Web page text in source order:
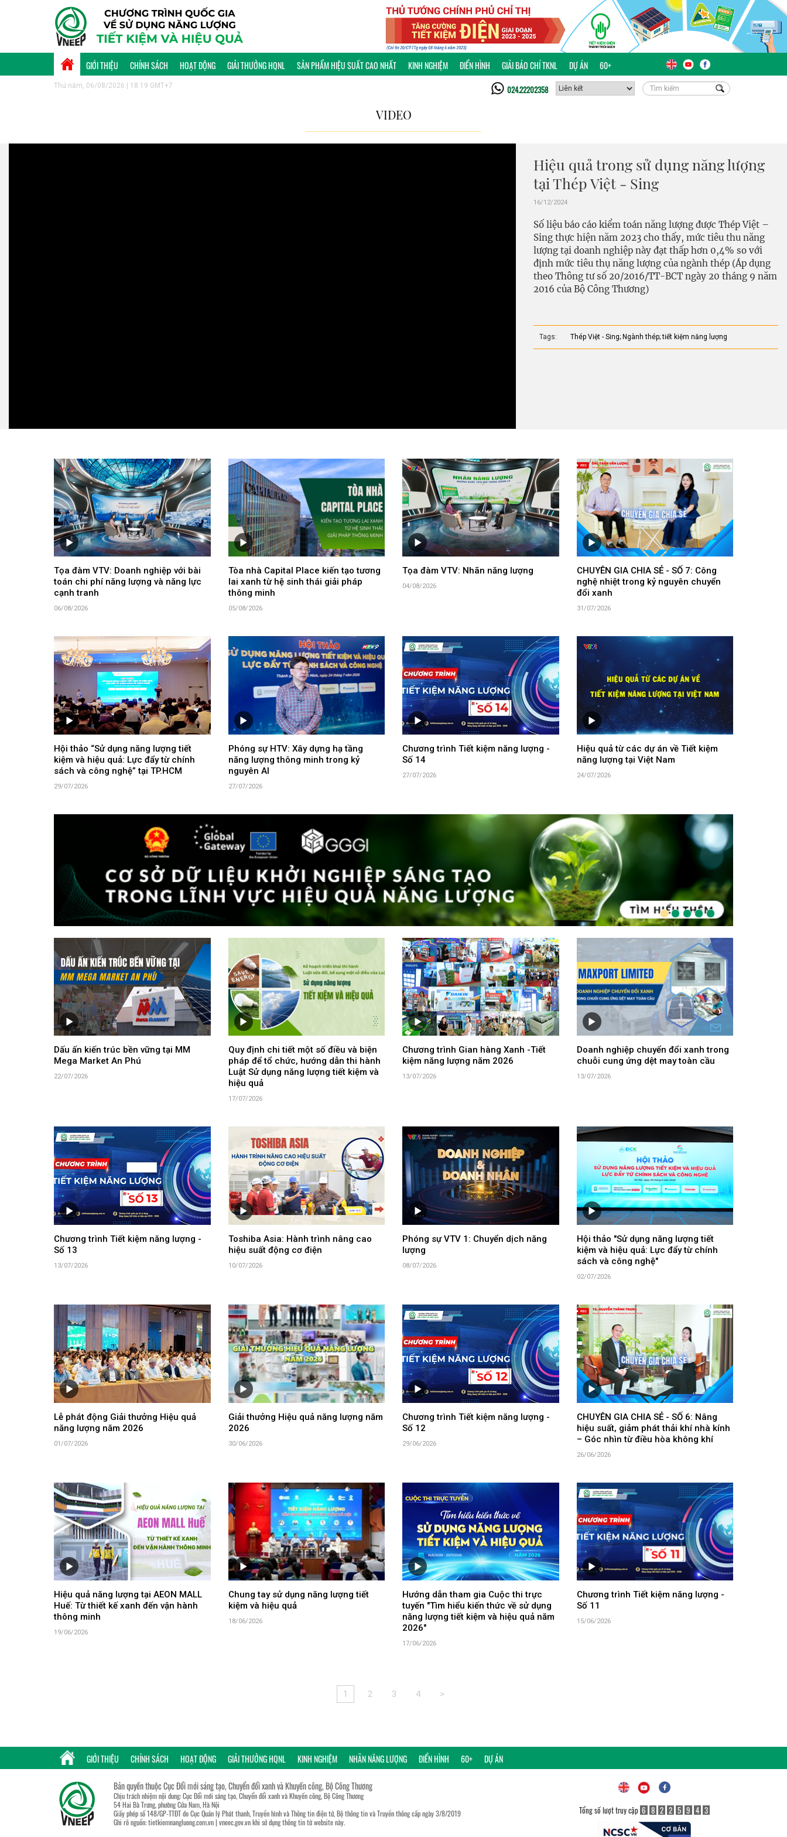
GIỚI THIỆU CHÍNH SÁCH HOẠT ĐỘNG GIẢI THƯỞNG HQNL SẢN PHẨM HIỆU SUẤT CAO NHẤT KINH NGHIỆM ĐIỂN HÌNH GIẢI BÁO CHÍ TKNL DỰ ÁN 60+
Thứ năm, 06/08/2026 | 18:19 GMT+7 024.22202358
VIDEO
Hiệu quả trong sử dụng năng lượng
tại Thép Việt - Sing
16/12/2024
Số liệu báo cáo kiểm toán năng lượng được Thép Việt –
Sing thực hiện năm 2023 cho thấy, mức tiêu thu năng
lượng tại doanh nghiệp này đạt thấp hơn 0,4% so với
định mức tiêu thụ năng lượng của ngành thép (Áp dụng
theo Thông tư số 20/2016/TT-BCT ngày 20 tháng 9 năm
2016 của Bộ Công Thương)
Tags: Thép Việt - Sing; Ngành thép; tiết kiệm năng lượng
Tọa đàm VTV: Doanh nghiệp với bài
toán chi phí năng lượng và năng lực
cạnh tranh
06/08/2026
Tòa nhà Capital Place kiến tạo tương
lai xanh từ hệ sinh thái giải pháp
thông minh
05/08/2026
Tọa đàm VTV: Nhãn năng lượng
04/08/2026
CHUYÊN GIA CHIA SẺ - SỐ 7: Công
nghệ nhiệt trong kỷ nguyên chuyển
đổi xanh
31/07/2026
Hội thảo “Sử dụng năng lượng tiết
kiệm và hiệu quả: Lực đẩy từ chính
sách và công nghệ” tại TP.HCM
29/07/2026
Phóng sự HTV: Xây dựng hạ tầng
năng lượng thông minh trong kỷ
nguyên AI
27/07/2026
Chương trình Tiết kiệm năng lượng -
Số 14
27/07/2026
Hiệu quả từ các dự án về Tiết kiệm
năng lượng tại Việt Nam
24/07/2026
Dấu ấn kiến trúc bền vững tại MM
Mega Market An Phú
22/07/2026
Quy định chi tiết một số điều và biện
pháp để tổ chức, hướng dẫn thi hành
Luật Sử dụng năng lượng tiết kiệm và
hiệu quả
17/07/2026
Chương trình Gian hàng Xanh -Tiết
kiệm năng lượng năm 2026
13/07/2026
Doanh nghiệp chuyển đổi xanh trong
chuỗi cung ứng dệt may toàn cầu
13/07/2026
Chương trình Tiết kiệm năng lượng -
Số 13
13/07/2026
Toshiba Asia: Hành trình nâng cao
hiệu suất động cơ điện
10/07/2026
Phóng sự VTV 1: Chuyển dịch năng
lượng
08/07/2026
Hội thảo "Sử dụng năng lượng tiết
kiệm và hiệu quả: Lực đẩy từ chính
sách và công nghệ"
02/07/2026
Lễ phát động Giải thưởng Hiệu quả
năng lượng năm 2026
01/07/2026
Giải thưởng Hiệu quả năng lượng năm
2026
30/06/2026
Chương trình Tiết kiệm năng lượng -
Số 12
29/06/2026
CHUYÊN GIA CHIA SẺ - SỐ 6: Nâng
hiệu suất, giảm phát thải khí nhà kính
– Góc nhìn từ điều hòa không khí
26/06/2026
Hiệu quả năng lượng tại AEON MALL
Huế: Từ thiết kế xanh đến vận hành
thông minh
19/06/2026
Chung tay sử dụng năng lượng tiết
kiệm và hiệu quả
18/06/2026
Hướng dẫn tham gia Cuộc thi trực
tuyến "Tìm hiểu kiến thức về sử dụng
năng lượng tiết kiệm và hiệu quả năm
2026"
17/06/2026
Chương trình Tiết kiệm năng lượng -
Số 11
15/06/2026
1 2 3 4 >
GIỚI THIỆU CHÍNH SÁCH HOẠT ĐỘNG GIẢI THƯỞNG HQNL KINH NGHIỆM NHÃN NĂNG LƯỢNG ĐIỂN HÌNH 60+ DỰ ÁN
Bản quyền thuộc Cục Đổi mới sáng tạo, Chuyển đổi xanh và Khuyến công, Bộ Công Thương
Chịu trách nhiệm nội dung: Cục Đổi mới sáng tạo, Chuyển đổi xanh và Khuyến công, Bộ Công Thương
54 Hai Bà Trưng, phường Cửa Nam, Hà Nội
Giấy phép số 148/GP-TTĐT do Cục Quản lý Phát thanh, Truyền hình và Thông tin điện tử, Bộ thông tin và Truyền thông cấp ngày 3/8/2019
Ghi rõ nguồn:tietkiemnangluong.com.vn|vneec.gov.vnkhi sử dụng thông tin từ website này.
Tổng số lượt truy cập 6 8 2 2 5 9 4 3